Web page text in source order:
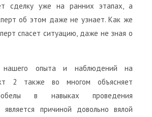
сделку уже на ранних этапах, а
об этом даже не узнает. Как же
спасет ситуацию, даже не зная о
опыта и наблюдений на
2 также во многом объясняет
в навыках проведения
является причиной довольно вялой